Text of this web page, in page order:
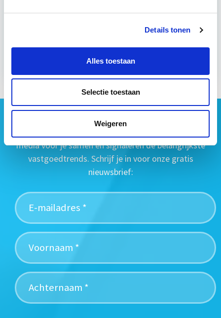
Details tonen
Alles toestaan
Selectie toestaan
Weigeren
Meer informatie
media voor je samen en signaleren de belangrijkste
vastgoedtrends. Schrijf je in voor onze gratis
nieuwsbrief: